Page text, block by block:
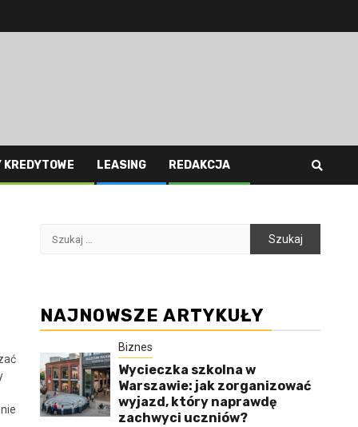
LEASING REDAKCJA
NAJNOWSZE ARTYKUŁY
Biznes
Wycieczka szkolna w
Warszawie: jak zorganizować
wyjazd, który naprawdę
zachwyci uczniów?